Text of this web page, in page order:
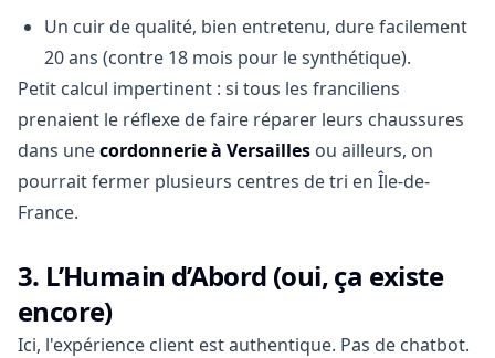
Un cuir de qualité, bien entretenu, dure facilement
20 ans (contre 18 mois pour le synthétique).
Petit calcul impertinent : si tous les franciliens
prenaient le réflexe de faire réparer leurs chaussures
dans unecordonnerie à Versailles ou ailleurs, on
pourrait fermer plusieurs centres de tri en Île-de-
France.
3. L’Humain d’Abord (oui, ça existe
encore)
Ici, l'expérience client est authentique. Pas de chatbot.